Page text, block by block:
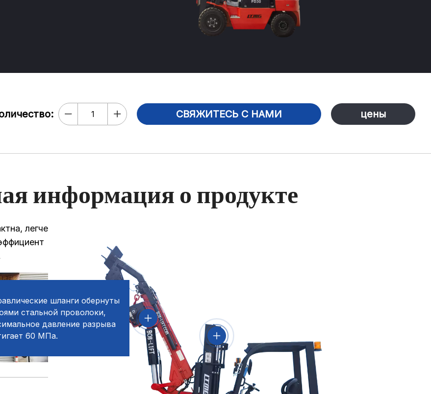
СВЯЖИТЕСЬ С НАМИ цены
информация о продукте
легче
шланги обернуты
стальной проволоки,
давление разрыва
60 МПа.